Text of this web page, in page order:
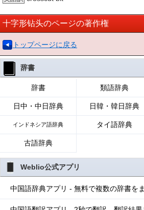
十字形钻头のページの著作権
トップページに戻る
辞書
辞書 類語辞典
日中・中日辞典 日韓・韓日辞典
インドネシア語辞典 タイ語辞典
古語辞典
Weblio公式アプリ
中国語辞典アプリ - 無料で複数の辞書を